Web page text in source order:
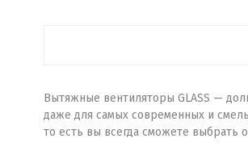
Вытяжные вентиляторы GLASS —
даже для самых современных и
то есть вы всегда сможете выбрать